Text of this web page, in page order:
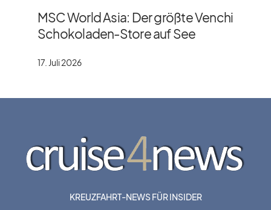
MSC World Asia: Der größte Venchi
Schokoladen-Store auf See
17. Juli 2026
KREUZFAHRT-NEWS FÜR INSIDER